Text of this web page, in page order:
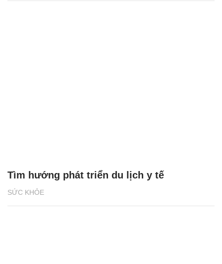
SỨC KHỎE
Tìm hướng phát triển du lịch y tế